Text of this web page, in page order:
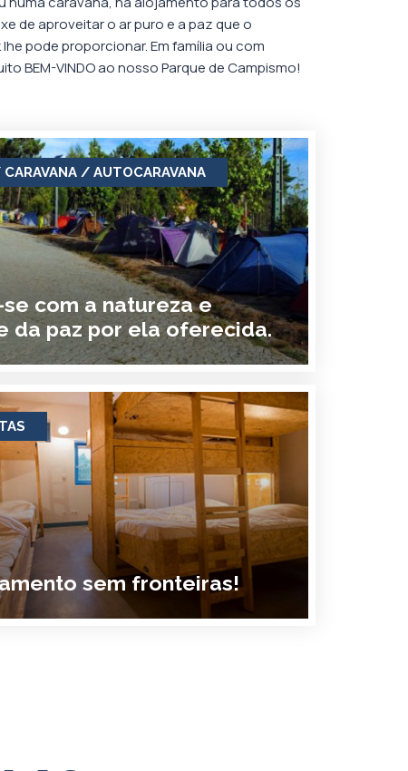
de aproveitar o ar puro e a paz que o
pode proporcionar. Em família ou com
BEM-VINDO ao nosso Parque de Campismo!
/ AUTOCARAVANA
com a natureza e
da paz por ela oferecida.
sem fronteiras!